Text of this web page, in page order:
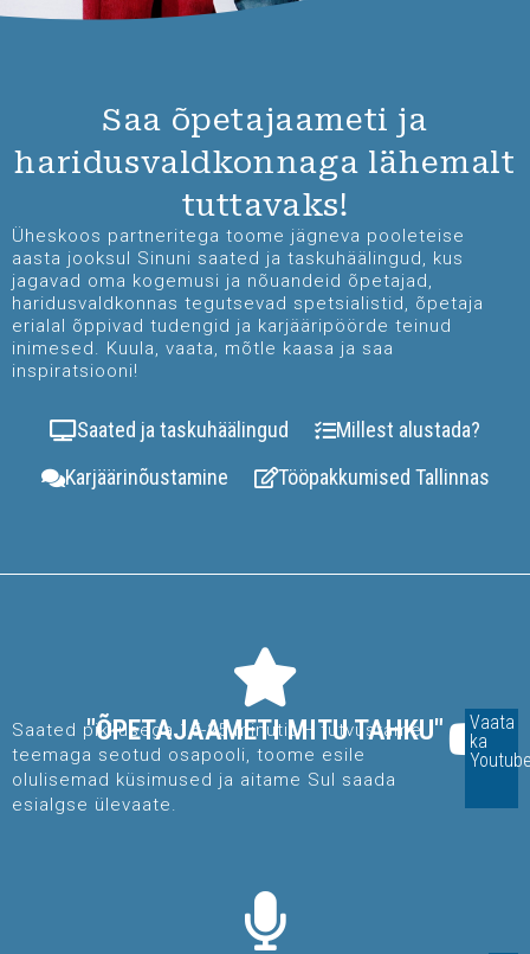
Saa õpetajaameti ja
haridusvaldkonnaga lähemalt
tuttavaks!
Üheskoos partneritega toome jägneva pooleteise
aasta jooksul Sinuni saated ja taskuhäälingud, kus
jagavad oma kogemusi ja nõuandeid õpetajad,
haridusvaldkonnas tegutsevad spetsialistid, õpetaja
erialal õppivad tudengid ja karjääripöörde teinud
inimesed. Kuula, vaata, mõtle kaasa ja saa
inspiratsiooni!
Saated ja taskuhäälingud
Millest alustada?
Karjäärinõustamine
Tööpakkumised Tallinnas
"ÕPETAJAAMETI MITU TAHKU"
Saated pikkusega 15-25 minutit – tutvustame
teemaga seotud osapooli, toome esile
olulisemad küsimused ja aitame Sul saada
esialgse ülevaate.
Vaata
ka